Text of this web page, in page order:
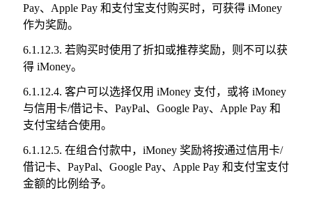
Pay、Apple Pay 和支付宝支付购买时，可获得 iMoney
作为奖励。
6.1.12.3. 若购买时使用了折扣或推荐奖励，则不可以获
得 iMoney。
6.1.12.4. 客户可以选择仅用 iMoney 支付，或将 iMoney
与信用卡/借记卡、PayPal、Google Pay、Apple Pay 和
支付宝结合使用。
6.1.12.5. 在组合付款中，iMoney 奖励将按通过信用卡/
借记卡、PayPal、Google Pay、Apple Pay 和支付宝支付
金额的比例给予。